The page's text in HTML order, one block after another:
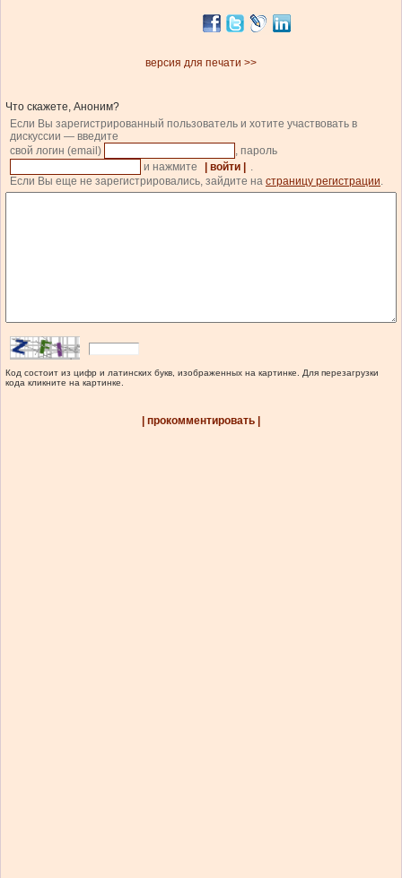
версия для печати >>
Что скажете, Аноним?
Если Вы зарегистрированный пользователь и хотите участвовать в
дискуссии — введите
свой логин (email)
, пароль
и нажмите
| войти |
.
Если Вы еще не зарегистрировались, зайдите на страницу регистрации.
Код состоит из цифр и латинских букв, изображенных на картинке. Для перезагрузки
кода кликните на картинке.
| прокомментировать |